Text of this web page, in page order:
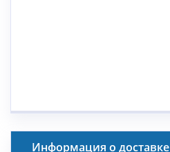
Информация о доставке